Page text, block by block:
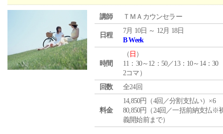
講師 ＴＭＡカウンセラー
日程
7月 10日 ～ 12月 18日
B Week
時間
（ 日 ）
11：30～12：50／13：10～14：30
2コマ）
回数
全24回
料金
14,850円（4回／分割支払い）×6
80,850円（24回／一括前納支払※
義開始前まで）